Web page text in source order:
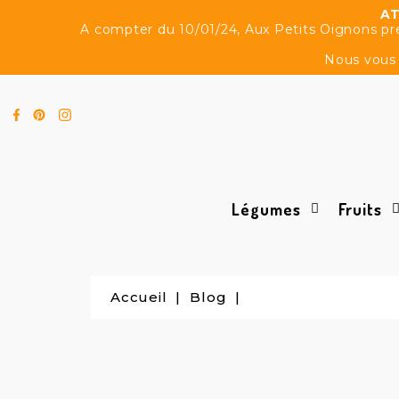
A compter du 10/01/24, Aux Petits Oignons
Nous
Légumes Fruits
Accueil Blog